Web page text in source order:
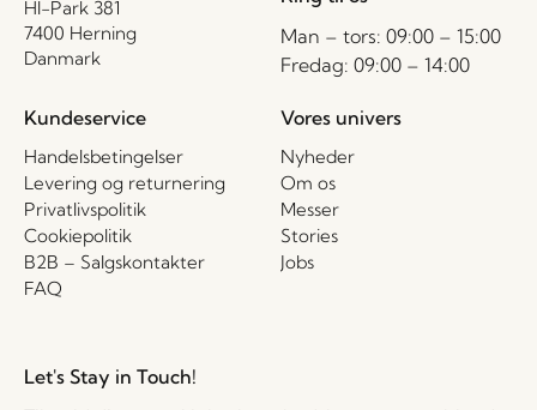
HI-Park 381
7400 Herning
Danmark
Man – tors: 09:00 – 15:00
Fredag: 09:00 – 14:00
Kundeservice
Handelsbetingelser
Levering og returnering
Privatlivspolitik
Cookiepolitik
B2B – Salgskontakter
FAQ
Vores univers
Nyheder
Om os
Messer
Stories
Jobs
Let's Stay in Touch!